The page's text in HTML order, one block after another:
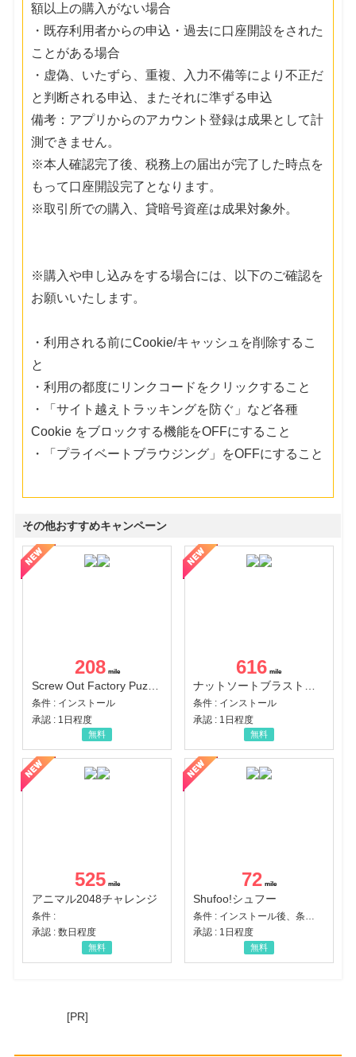
額以上の購入がない場合
・既存利用者からの申込・過去に口座開設をされた
ことがある場合
・虚偽、いたずら、重複、入力不備等により不正だ
と判断される申込、またそれに準ずる申込
備考：アプリからのアカウント登録は成果として計
測できません。
※本人確認完了後、税務上の届出が完了した時点を
もって口座開設完了となります。
※取引所での購入、貸暗号資産は成果対象外。
※購入や申し込みをする場合には、以下のご確認を
お願いいたします。
・利用される前にCookie/キャッシュを削除するこ
と
・利用の都度にリンクコードをクリックすること
・「サイト越えトラッキングを防ぐ」など各種
Cookie をブロックする機能をOFFにすること
・「プライベートブラウジング」をOFFにすること
その他おすすめキャンペーン
208
Screw Out Factory Puzzle 3D（経験値バーのマイルストーンを5にする（ユーザーレベル5に到達する））（Android）
条件 : インストール
承認 : 1日程度
無料
616
ナットソートブラスト：カラーパズル（チャレンジ11完了）（Android）
条件 : インストール
承認 : 1日程度
無料
525
アニマル2048チャレンジ
条件 :
承認 : 数日程度
無料
72
Shufoo!シュフー
承認 : 1日程度
無料
[PR]